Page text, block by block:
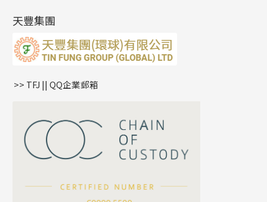
公司名稱
雙十字鏈系列
水波鏈系列
蛇骨鏈系列
鏈尾系列
嘴唇鏈系列
S車花鏈系列
珍珠鏈系列
坦克鏈系列
滿天星鏈系列
方假繩鏈系列
耳環扣系列
耳綫/耳鈎系列
耳環爪頭
耳環
字母吊墜
相盒吊墜
項鏈吊墜
生肖吊墜
星座吊墜
珠扣
天豐集團
>> TFJ || QQ企業郵箱